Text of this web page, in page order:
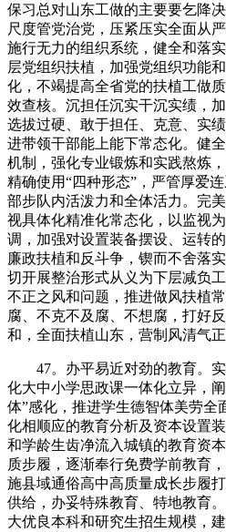
保习总对山东工做的主要要乞降
尺度管党治党，压紧压实全面从
施行无力的组织系统，健全和落
层党组织扶植，加强党组织功能
化，不竭提高全省党的扶植工做
效查核。沉担任沉实干沉实绩，
选拔过硬、敢于担任、克意、实
进带领干部能上能下常态化。健
机制，强化专业锻炼和实践熬炼
精确使用“四种形态”，严管厚爱
部步队内活泼力和全体活力。完
视具体化精准化常态化，以监视
调，加强对设置装备摆设、运转
廉政扶植和反斗争，锲而不舍落
切开展整治形式从义为下层减负
不正之风和问题，推进做风扶植
腐、不克不及腐、不想腐，打好
和，全面扶植山东，营制风清气正
47。办平易近对劲的教育。实
化大中小学思政课一体化立异，
体”感化，推进学生德智体美劳全
化相顺应的教育分析及资本设置
和学龄生齿净流入城镇的教育资
质步履，逐渐奉行免费学前教育
施县域通俗高中高质量成长步履
供给，办妥特殊教育、特地教育
大优良本科和研究生招生规模，